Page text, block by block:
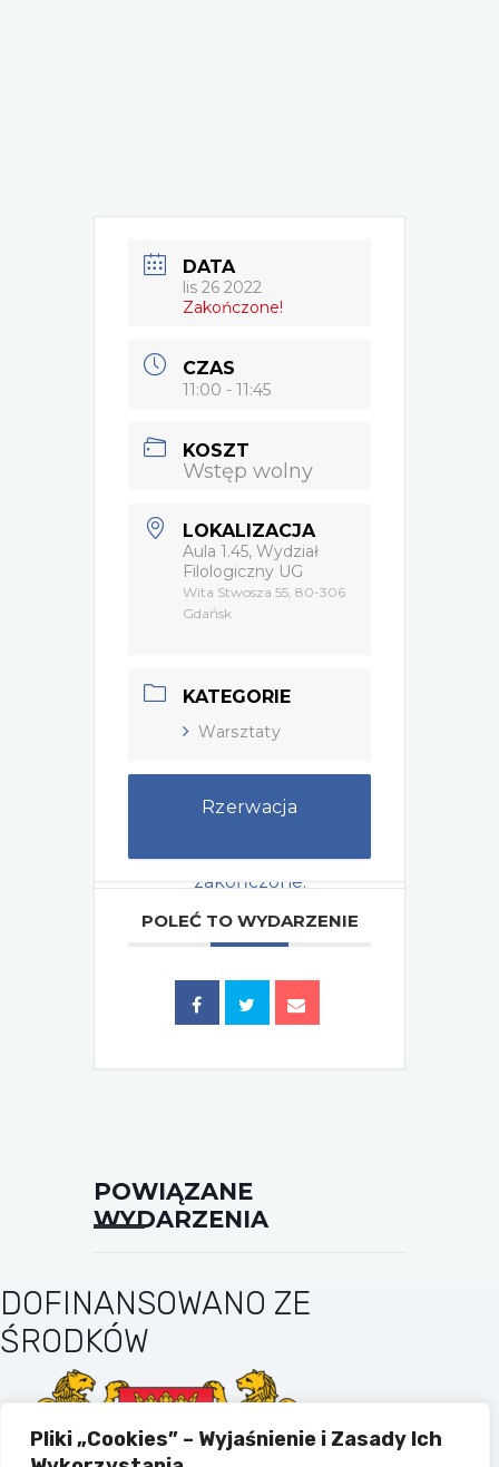
Pliki „Cookies” – Wyjaśnienie i Zasady Ich
DATA
lis 26 2022
Zakończone!
CZAS
11:00 - 11:45
KOSZT
Wstęp wolny
LOKALIZACJA
Aula 1.45, Wydział
Filologiczny UG
Wita Stwosza 55, 80-306
Gdańsk
KATEGORIE
Warsztaty
Rzerwacja
Wydarzenie zostało
zakończone.
POLEĆ TO WYDARZENIE
POWIĄZANE
WYDARZENIA
DOFINANSOWANO ZE
ŚRODKÓW